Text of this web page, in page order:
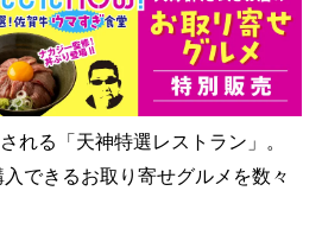
れる「天神特選レストラン」。
できるお取り寄せグルメを数々